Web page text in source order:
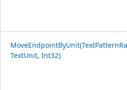
TextUnit, Int32)